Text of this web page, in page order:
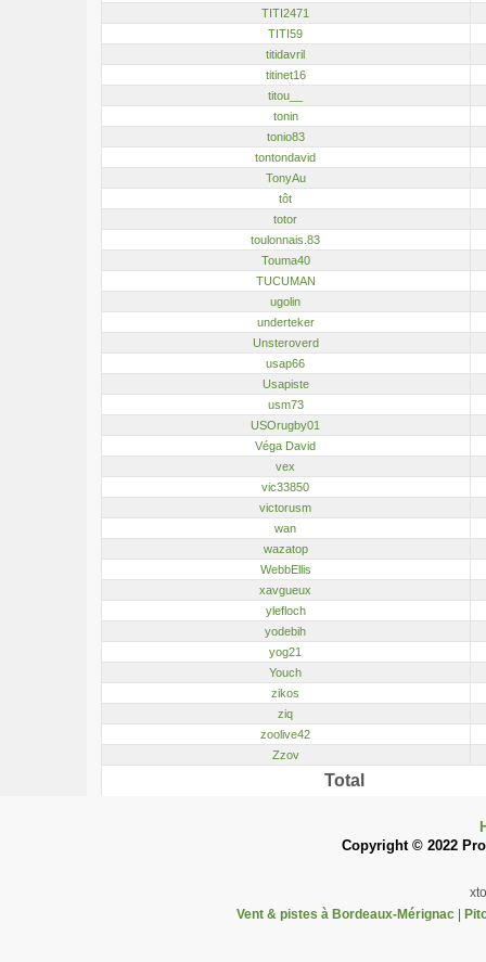
TITI2471
TITI59
titidavril
titinet16
titou__
tonin
tonio83
tontondavid
TonyAu
tôt
totor
toulonnais.83
Touma40
TUCUMAN
ugolin
underteker
Unsteroverd
usap66
Usapiste
usm73
USOrugby01
Véga David
vex
vic33850
victorusm
wan
wazatop
WebbEllis
xavgueux
ylefloch
yodebih
yog21
Youch
zikos
ziq
zoolive42
Zzov
Total
Copyright © 2022
Vent & pistes à Bordeaux-Mérignac|